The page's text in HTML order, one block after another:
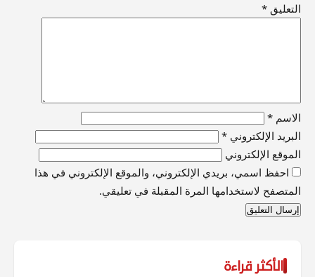
التعليق *
الاسم *
البريد الإلكتروني *
الموقع الإلكتروني
احفظ اسمي، بريدي الإلكتروني، والموقع الإلكتروني في هذا
المتصفح لاستخدامها المرة المقبلة في تعليقي.
الأكثر قراءة